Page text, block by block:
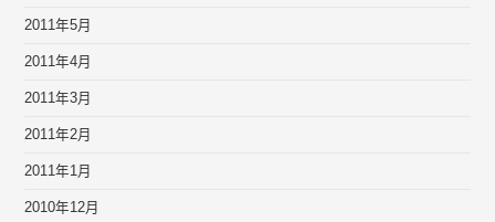
2011年5月
2011年4月
2011年3月
2011年2月
2011年1月
2010年12月